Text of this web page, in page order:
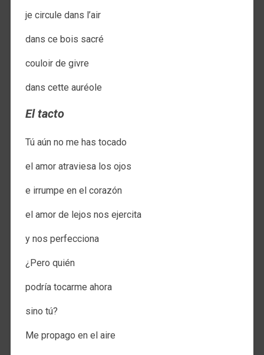
je circule dans l’air
dans ce bois sacré
couloir de givre
dans cette auréole
El tacto
Tú aún no me has tocado
el amor atraviesa los ojos
e irrumpe en el corazón
el amor de lejos nos ejercita
y nos perfecciona
¿Pero quién
podría tocarme ahora
sino tú?
Me propago en el aire